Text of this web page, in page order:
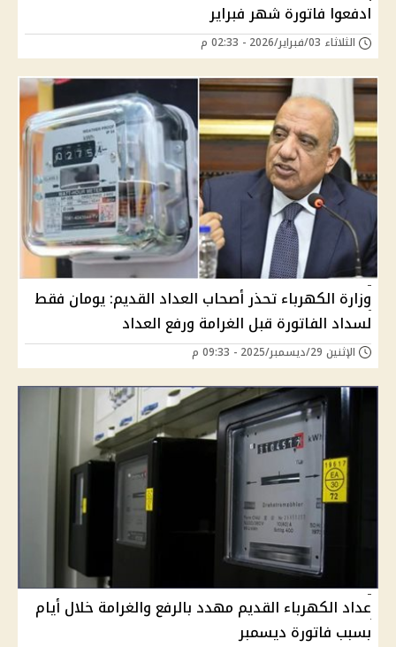
ادفعوا فاتورة شهر فبراير
الثلاثاء 03/فبراير/2026 - 02:33 م
وزارة الكهرباء تحذر أصحاب العداد القديم: يومان فقط
لسداد الفاتورة قبل الغرامة ورفع العداد
الإثنين 29/ديسمبر/2025 - 09:33 م
عداد الكهرباء القديم مهدد بالرفع والغرامة خلال أيام
بسبب فاتورة ديسمبر